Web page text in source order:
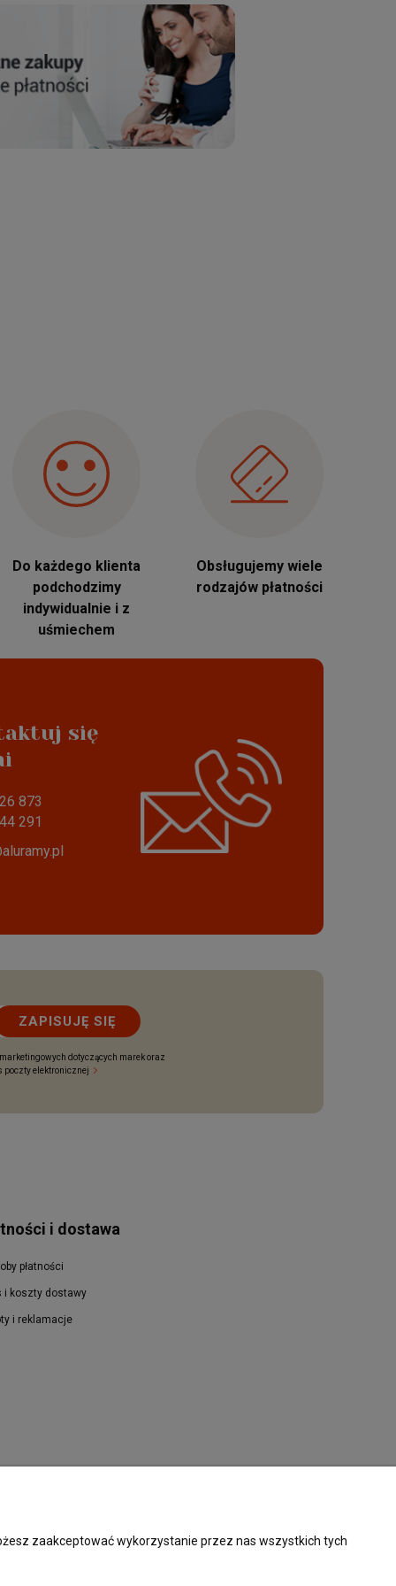
Do każdego klienta
podchodzimy
indywidualnie i z
uśmiechem
Obsługujemy wiele
rodzajów płatności
z tradycji
REALIZACJE
się
873
291
ZAPISUJĘ SIĘ
dotyczących marek oraz
poczty elektronicznej
i dostawa
płatności
i koszty dostawy
i reklamacje
zaakceptować wykorzystanie przez nas wszystkich tych